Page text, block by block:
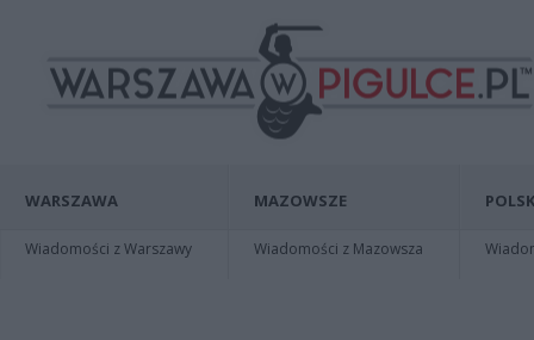
WARSZAWA
Wiadomości z Warszawy
MAZOWSZE
Wiadomości z Mazowsza